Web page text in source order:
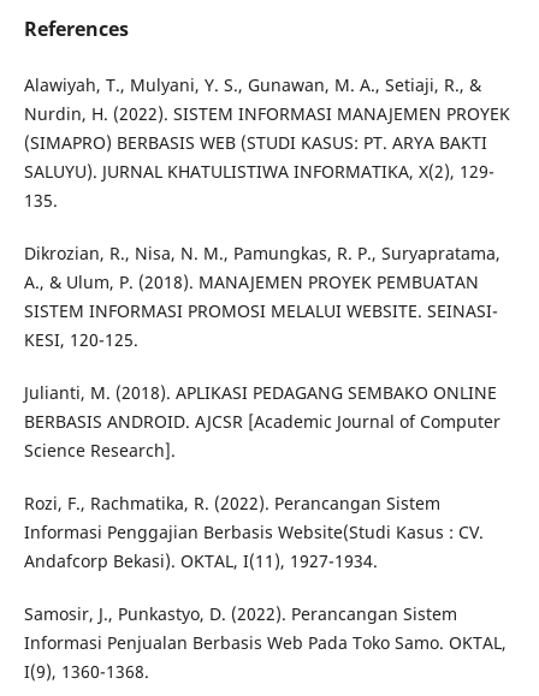
References
Alawiyah, T., Mulyani, Y. S., Gunawan, M. A., Setiaji, R., &
Nurdin, H. (2022). SISTEM INFORMASI MANAJEMEN PROYEK
(SIMAPRO) BERBASIS WEB (STUDI KASUS: PT. ARYA BAKTI
SALUYU). JURNAL KHATULISTIWA INFORMATIKA, X(2), 129-
135.
Dikrozian, R., Nisa, N. M., Pamungkas, R. P., Suryapratama,
A., & Ulum, P. (2018). MANAJEMEN PROYEK PEMBUATAN
SISTEM INFORMASI PROMOSI MELALUI WEBSITE. SEINASI-
KESI, 120-125.
Julianti, M. (2018). APLIKASI PEDAGANG SEMBAKO ONLINE
BERBASIS ANDROID. AJCSR [Academic Journal of Computer
Science Research].
Rozi, F., Rachmatika, R. (2022). Perancangan Sistem
Informasi Penggajian Berbasis Website(Studi Kasus : CV.
Andafcorp Bekasi). OKTAL, I(11), 1927-1934.
Samosir, J., Punkastyo, D. (2022). Perancangan Sistem
Informasi Penjualan Berbasis Web Pada Toko Samo. OKTAL,
I(9), 1360-1368.